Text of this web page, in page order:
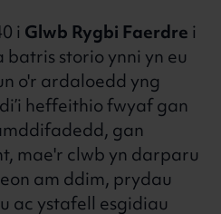
iGlwb Rygbi Faerdrei
storio ynni yn eu
o'r ardaloedd yng
heffeithio fwyaf gan
gan
mae'r clwb yn darparu
am ddim, prydau
ac ystafell esgidiau